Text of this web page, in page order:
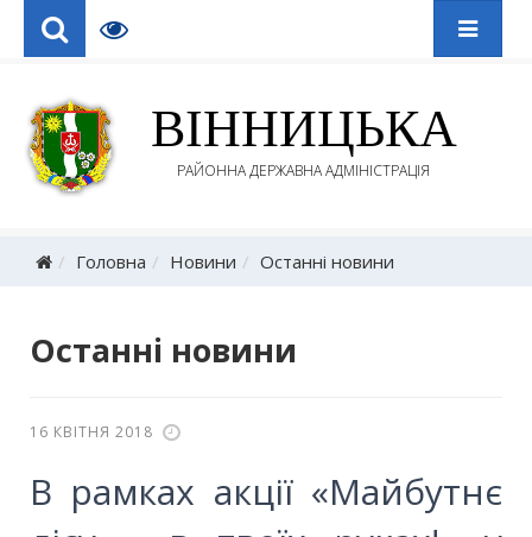
ВІННИЦЬКА
РАЙОННА ДЕРЖАВНА АДМІНІСТРАЦІЯ
Головна Новини Останні новини
Останні новини
16 КВІТНЯ 2018
В рамках акції «Майбутнє